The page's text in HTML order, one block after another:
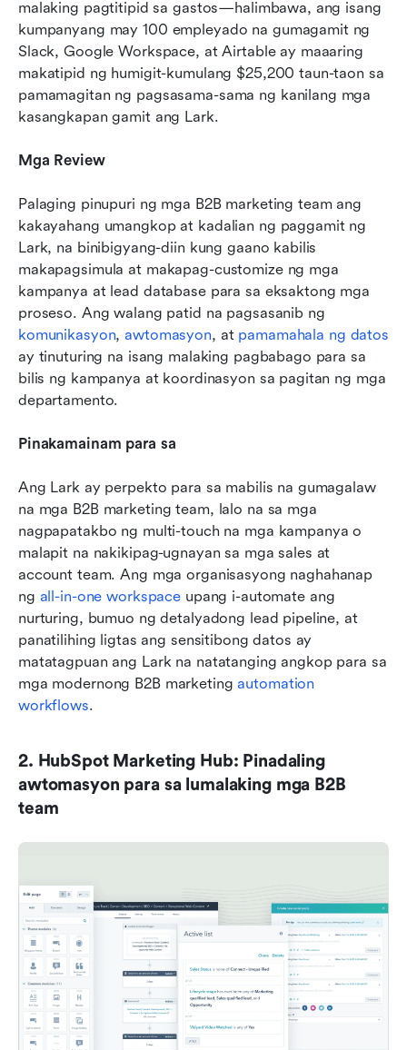
malaking pagtitipid sa gastos—halimbawa, ang isang
kumpanyang may 100 empleyado na gumagamit ng
Slack, Google Workspace, at Airtable ay maaaring
makatipid ng humigit-kumulang $25,200 taun-taon sa
pamamagitan ng pagsasama-sama ng kanilang mga
kasangkapan gamit ang Lark.
Mga Review
Palaging pinupuri ng mga B2B marketing team ang
kakayahang umangkop at kadalian ng paggamit ng
Lark, na binibigyang-diin kung gaano kabilis
makapagsimula at makapag-customize ng mga
kampanya at lead database para sa eksaktong mga
komunikasyon, awtomasyon, at pamamahala ng datos
ay tinuturing na isang malaking pagbabago para sa
bilis ng kampanya at koordinasyon sa pagitan ng mga
departamento.
Pinakamainam para sa
Ang Lark ay perpekto para sa mabilis na gumagalaw
na mga B2B marketing team, lalo na sa mga
nagpapatakbo ng multi-touch na mga kampanya o
malapit na nakikipag-ugnayan sa mga sales at
account team. Ang mga organisasyong naghahanap
ng all-in-one workspace upang i-automate ang
nurturing, bumuo ng detalyadong lead pipeline, at
panatilihing ligtas ang sensitibong datos ay
matatagpuan ang Lark na natatanging angkop para sa
mga modernong B2B marketing automation
workflows.
2. HubSpot Marketing Hub: Pinadaling
awtomasyon para sa lumalaking mga B2B
team